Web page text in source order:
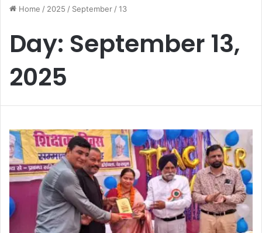
Home / 2025 / September /13
Day: September 13,
2025